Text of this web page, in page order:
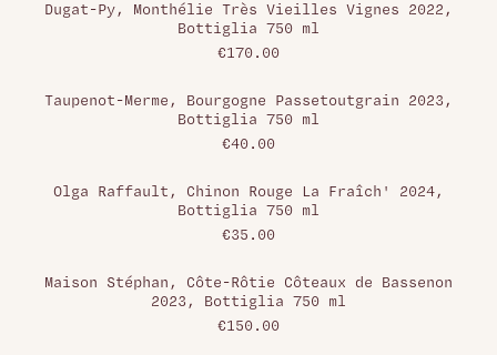
Dugat-Py, Monthélie Très Vieilles Vignes 2022,
Bottiglia 750 ml
€170.00
Taupenot-Merme, Bourgogne Passetoutgrain 2023,
Bottiglia 750 ml
€40.00
Olga Raffault, Chinon Rouge La Fraîch' 2024,
Bottiglia 750 ml
€35.00
Maison Stéphan, Côte-Rôtie Côteaux de Bassenon
2023, Bottiglia 750 ml
€150.00